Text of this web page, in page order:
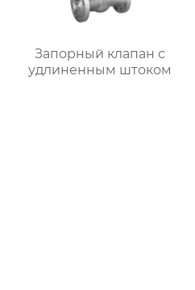
Запорный клапан с
удлиненным штоком